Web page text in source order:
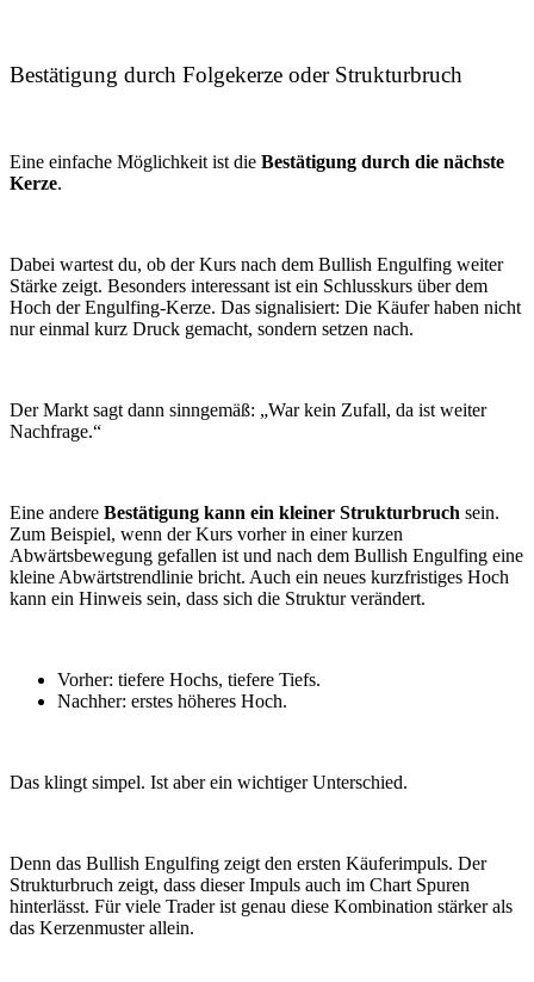
Bestätigung durch Folgekerze oder Strukturbruch
Eine einfache Möglichkeit ist die Bestätigung durch die nächste
Kerze.
Dabei wartest du, ob der Kurs nach dem Bullish Engulfing weiter
Stärke zeigt. Besonders interessant ist ein Schlusskurs über dem
Hoch der Engulfing-Kerze. Das signalisiert: Die Käufer haben nicht
nur einmal kurz Druck gemacht, sondern setzen nach.
Der Markt sagt dann sinngemäß: „War kein Zufall, da ist weiter
Nachfrage.“
Eine andere Bestätigung kann ein kleiner Strukturbruch sein.
Zum Beispiel, wenn der Kurs vorher in einer kurzen
Abwärtsbewegung gefallen ist und nach dem Bullish Engulfing eine
kleine Abwärtstrendlinie bricht. Auch ein neues kurzfristiges Hoch
kann ein Hinweis sein, dass sich die Struktur verändert.
Vorher: tiefere Hochs, tiefere Tiefs.
Nachher: erstes höheres Hoch.
Das klingt simpel. Ist aber ein wichtiger Unterschied.
Denn das Bullish Engulfing zeigt den ersten Käuferimpuls. Der
Strukturbruch zeigt, dass dieser Impuls auch im Chart Spuren
hinterlässt. Für viele Trader ist genau diese Kombination stärker als
das Kerzenmuster allein.